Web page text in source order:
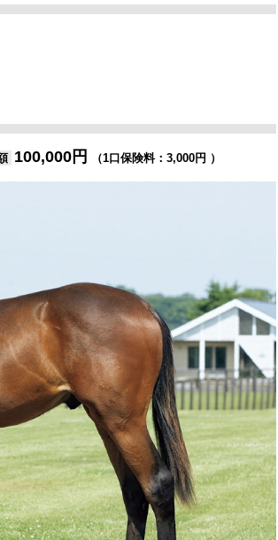
100,000円 （1口保険料：3,000円 ）